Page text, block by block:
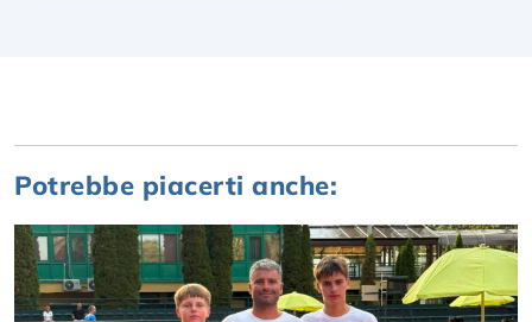
Potrebbe piacerti anche: